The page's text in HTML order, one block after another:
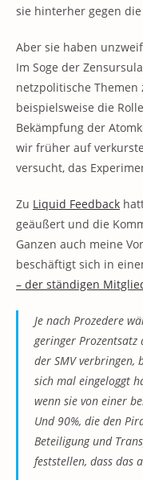
sie hinterher gegen
Aber sie haben
Im Soge der
netzpolitische Themen
beispielsweise die
Bekämpfung der
wir früher auf
versucht, das
Zu Liquid Feedback
geäußert und die
Ganzen auch meine
beschäftigt sich in
– der ständigen
Je nach Prozedere
geringer Prozentsatz
der SMV verbringen,
sich mal eingeloggt
wenn sie von einer
Und 90%, die den
Beteiligung und
feststellen, dass das